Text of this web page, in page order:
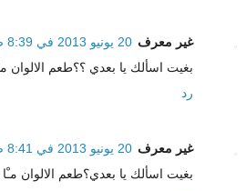
غير معرف 20 يونيو 2013 في 8:39 ص
بغيت اسألك يا بعدي ؟؟طعم الالوان
رد
غير معرف 20 يونيو 2013 في 8:41 ص
بغيت اسألك يا بعدي؟طعم الالوان